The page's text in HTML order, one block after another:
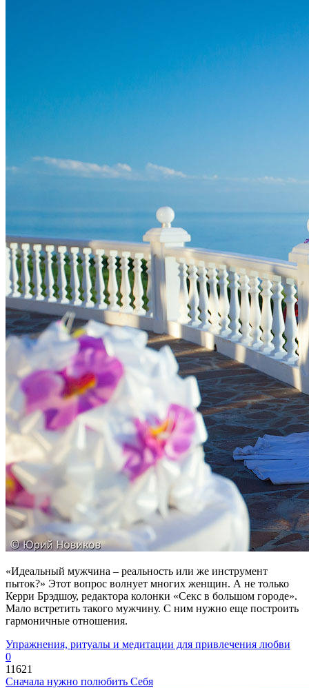
«Идеальный мужчина – реальность или же инструмент
пыток?» Этот вопрос волнует многих женщин. А не только
Керри Брэдшоу, редактора колонки «Секс в большом городе».
Мало встретить такого мужчину. С ним нужно еще построить
гармоничные отношения.
Упражнения, ритуалы и медитации для привлечения любви
0
11621
Сначала нужно полюбить Себя